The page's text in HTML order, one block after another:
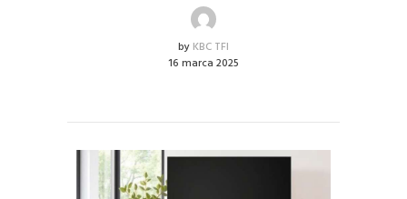
by KBC TFI
16 marca 2025